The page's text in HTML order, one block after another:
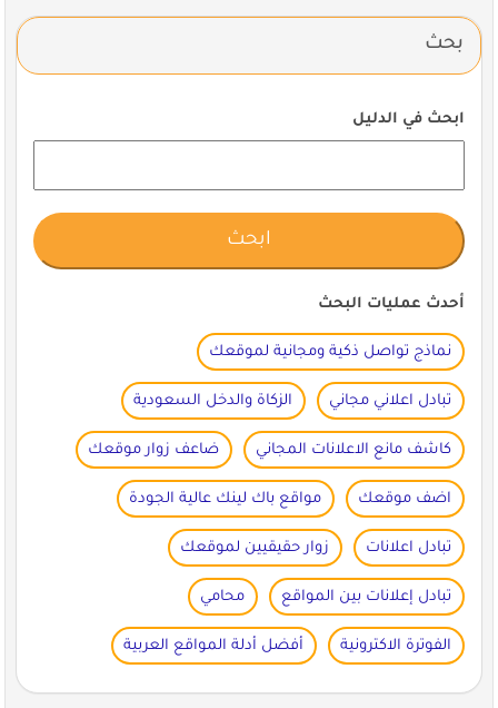
بحث
ابحث في الدليل
أحدث عمليات البحث
نماذج تواصل ذكية ومجانية لموقعك
تبادل اعلاني مجاني الزكاة والدخل السعودية
كاشف مانع الاعلانات المجاني ضاعف زوار موقعك
اضف موقعك مواقع باك لينك عالية الجودة
تبادل اعلانات زوار حقيقيين لموقعك
تبادل إعلانات بين المواقع محامي
الفوترة الاكترونية أفضل أدلة المواقع العربية